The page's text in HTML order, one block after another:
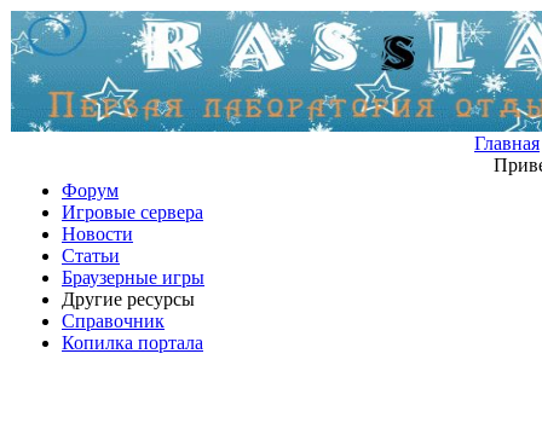
Главная
Форум
Игровые сервера
Новости
Статьи
Браузерные игры
Другие ресурсы
Справочник
Копилка портала